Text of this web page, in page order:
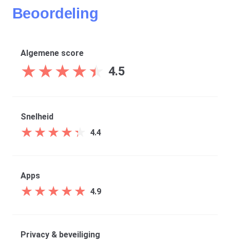
Beoordeling
Algemene score
★★★★★
★★★★★ 4.5
Snelheid
★ ★ ★ ★ ★
★ ★ ★ ★ ★ 4.4
Apps
★ ★ ★ ★ ★
★ ★ ★ ★ ★ 4.9
Privacy & beveiliging